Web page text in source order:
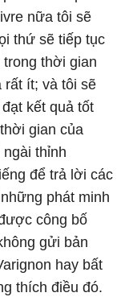
nữa tôi sẽ
thứ sẽ tiếp tục
thời gian
rất ít; và tôi sẽ
kết quả tốt
gian của
thỉnh
để trả lời các
phát minh
công bố
gửi bản
hay bất
thích điều đó.